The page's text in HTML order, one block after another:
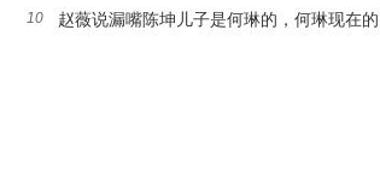
乳腺癌不治疗
10
赵薇说漏嘴陈坤儿子是何琳的，何琳现在的